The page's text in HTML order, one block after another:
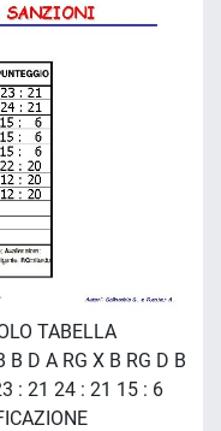
TABELLA
B D A RG X B RG D B
: 21 24 : 21 15 : 6